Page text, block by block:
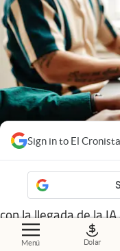
Menú Dolar
Sign in to El
Globant.Cómo
con la llegada de la